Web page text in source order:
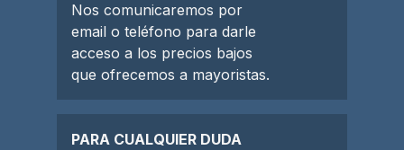
Nos comunicaremos por
email o teléfono para darle
acceso a los precios bajos
que ofrecemos a mayoristas.
PARA CUALQUIER DUDA